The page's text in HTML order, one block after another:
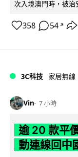
次入境澳門時，被治
358 54 ↗
3C科技 家居無線
Vin 7 小時
逾 20 款平
動連線回中